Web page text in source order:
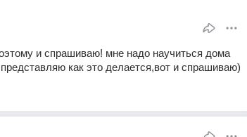
и спрашиваю! мне надо научиться дома
как это делается,вот и спрашиваю)